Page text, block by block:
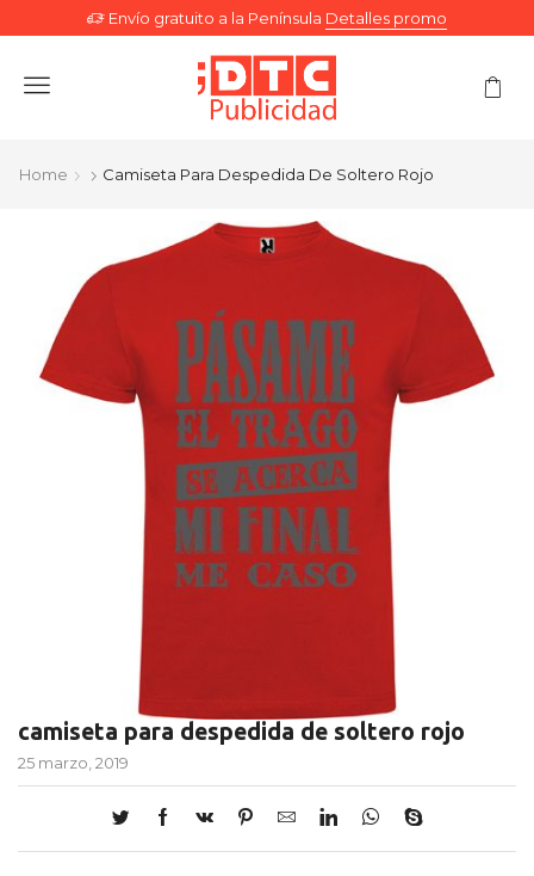
Envío gratuito a la Península Detalles promo
Menu
Home Camiseta Para Despedida De Soltero Rojo
camiseta para despedida de soltero rojo
25 marzo, 2019